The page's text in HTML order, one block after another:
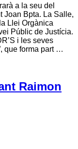
a la seu del
Joan Bpta. La Salle,
Llei Orgànica
Públic de Justícia.
i les seves
que forma part …
Raimon